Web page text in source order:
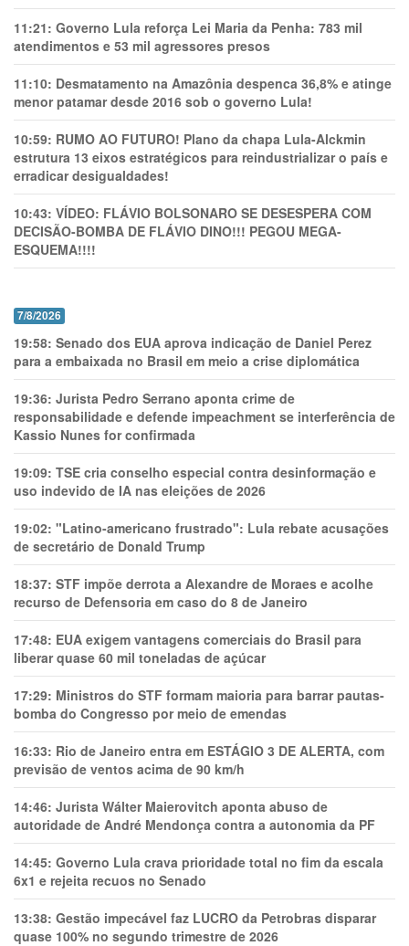
11:21: Governo Lula reforça Lei Maria da Penha: 783 mil
atendimentos e 53 mil agressores presos
11:10: Desmatamento na Amazônia despenca 36,8% e atinge
menor patamar desde 2016 sob o governo Lula!
10:59: RUMO AO FUTURO! Plano da chapa Lula-Alckmin
estrutura 13 eixos estratégicos para reindustrializar o país e
erradicar desigualdades!
10:43: VÍDEO: FLÁVIO BOLSONARO SE DESESPERA COM
DECISÃO-BOMBA DE FLÁVIO DINO!!! PEGOU MEGA-
ESQUEMA!!!!
7/8/2026
19:58: Senado dos EUA aprova indicação de Daniel Perez
para a embaixada no Brasil em meio a crise diplomática
19:36: Jurista Pedro Serrano aponta crime de
responsabilidade e defende impeachment se interferência de
Kassio Nunes for confirmada
19:09: TSE cria conselho especial contra desinformação e
uso indevido de IA nas eleições de 2026
19:02: "Latino-americano frustrado": Lula rebate acusações
de secretário de Donald Trump
18:37: STF impõe derrota a Alexandre de Moraes e acolhe
recurso de Defensoria em caso do 8 de Janeiro
17:48: EUA exigem vantagens comerciais do Brasil para
liberar quase 60 mil toneladas de açúcar
17:29: Ministros do STF formam maioria para barrar pautas-
bomba do Congresso por meio de emendas
16:33: Rio de Janeiro entra em ESTÁGIO 3 DE ALERTA, com
previsão de ventos acima de 90 km/h
14:46: Jurista Wálter Maierovitch aponta abuso de
autoridade de André Mendonça contra a autonomia da PF
14:45: Governo Lula crava prioridade total no fim da escala
6x1 e rejeita recuos no Senado
13:38: Gestão impecável faz LUCRO da Petrobras disparar
quase 100% no segundo trimestre de 2026